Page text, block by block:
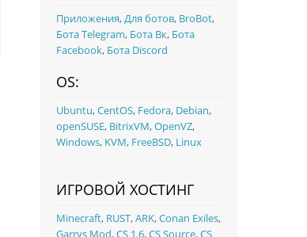
Приложения,Для ботов, BroBot,
Бота Telegram, Бота Вк, Бота
Facebook, Бота Discord
OS:
Ubuntu,CentOS, Fedora, Debian,
openSUSE, BitrixVM,OpenVZ,
Windows, KVM, FreeBSD, Linux
ИГРОВОЙ ХОСТИНГ
Minecraft, RUST,ARK,Conan Exiles,
Garrys Mod,CS 1.6,CS Source,CS